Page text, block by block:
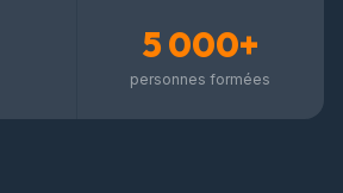
5 000+
personnes formées